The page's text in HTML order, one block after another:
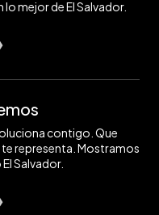
mejor de El Salvador.
contigo. Que
representa. Mostramos
Salvador.